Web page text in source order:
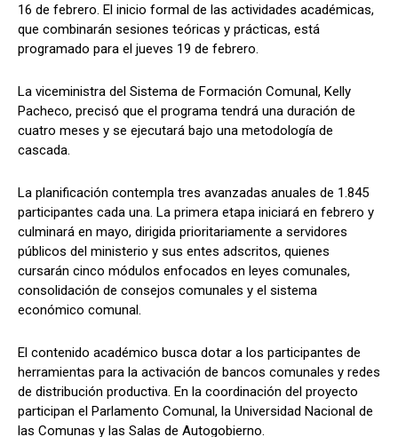
16 de febrero. El inicio formal de las actividades académicas,
que combinarán sesiones teóricas y prácticas, está
programado para el jueves 19 de febrero.
La viceministra del Sistema de Formación Comunal, Kelly
Pacheco, precisó que el programa tendrá una duración de
cuatro meses y se ejecutará bajo una metodología de
cascada.
La planificación contempla tres avanzadas anuales de 1.845
participantes cada una. La primera etapa iniciará en febrero y
culminará en mayo, dirigida prioritariamente a servidores
públicos del ministerio y sus entes adscritos, quienes
cursarán cinco módulos enfocados en leyes comunales,
consolidación de consejos comunales y el sistema
económico comunal.
El contenido académico busca dotar a los participantes de
herramientas para la activación de bancos comunales y redes
de distribución productiva. En la coordinación del proyecto
participan el Parlamento Comunal, la Universidad Nacional de
las Comunas y las Salas de Autogobierno.